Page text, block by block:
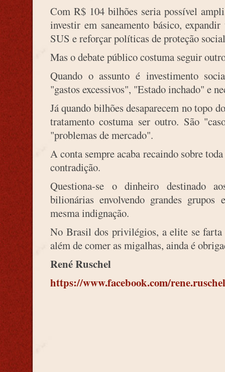
Com R$ 104 bilhões seria possível
investir em saneamento básico,
SUS e reforçar políticas de proteção
Mas o debate público costuma seguir
Quando o assunto é investimento
"gastos excessivos", "Estado inchado" e
Já quando bilhões desaparecem no topo
tratamento costuma ser outro. São
"problemas de mercado".
A conta sempre acaba recaindo sobre
contradição.
Questiona-se o dinheiro destinado
bilionárias envolvendo grandes grupos
mesma indignação.
No Brasil dos privilégios, a elite se farta
além de comer as migalhas, ainda é
René Ruschel
https://www.facebook.com/